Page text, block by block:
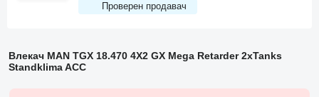
Проверен продавач
Влекач MAN TGX 18.470 4X2 GX Mega Retarder 2xTanks
Standklima ACC